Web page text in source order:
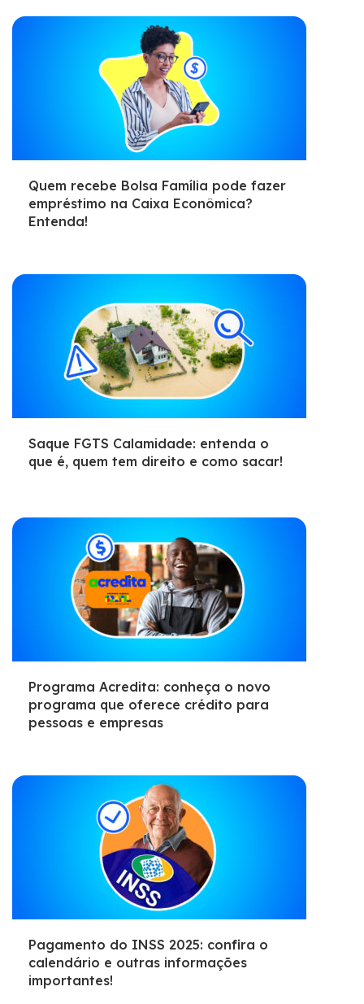
Quem recebe Bolsa Família pode fazer
empréstimo na Caixa Econômica?
Entenda!
Saque FGTS Calamidade: entenda o
que é, quem tem direito e como sacar!
Programa Acredita: conheça o novo
programa que oferece crédito para
pessoas e empresas
Pagamento do INSS 2025: confira o
calendário e outras informações
importantes!